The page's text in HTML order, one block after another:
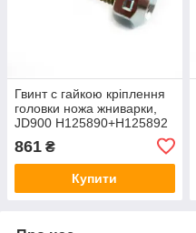
Гвинт c гайкою кріплення
головки ножа жниварки,
JD900 H125890+H125892
861 ₴
Купити